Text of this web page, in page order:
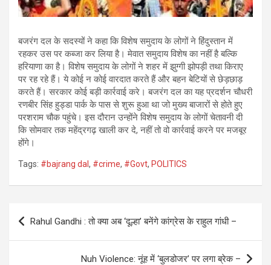
बजरंग दल के सदस्यों ने कहा कि विशेष समुदाय के लोगों ने हिंदुस्तान में
रहकर उस पर कब्जा कर लिया है। मेवात समुदाय विशेष का नहीं है बल्कि
हरियाणा का है। विशेष समुदाय के लोगों ने शहर में झुग्गी झोपड़ी तथा किराए
पर रह रहे हैं। ये कोई न कोई वारदात करते हैं और बहन बेटियों से छेड़छाड़
करते हैं। सरकार कोई बड़ी कार्रवाई करे। बजरंग दल का यह प्रदर्शन चौधरी
रणबीर सिंह हुड्डा पार्क के पास से शुरू हुआ था जो मुख्य बाजारों से होते हुए
परशराम चौक पहुंचे। इस दौरान उन्होंने विशेष समुदाय के लोगों चेतावनी दी
कि सोमवार तक महेंद्रगढ़ खाली कर दे, नहीं तो वो कार्रवाई करने पर मजबूर
होंगे।
Tags: #bajrang dal , #crime, #Govt, POLITICS
Post
navigation
Rahul Gandhi : तो क्या अब ‘दूल्हा’ बनेंगे कांग्रेस के राहुल गांधी –
Nuh Violence: नूंह में ‘बुलडोजर’ पर लगा ब्रेक –